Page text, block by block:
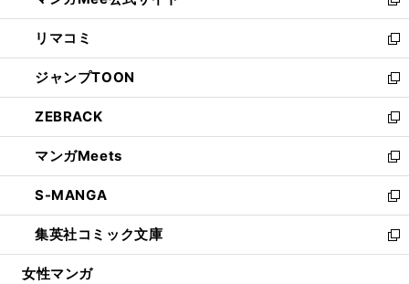
ウ
で
開
く
ン
ド
ウ
で
開
く
ウ
ィ
ン
ド
ウ
で
開
く
し
い
ウ
ィ
ン
ド
ウ
で
開
く
リマコミ
新
し
い
ウ
ィ
ン
ド
ウ
で
開
く
ジャンプTOON
新
し
い
ウ
ィ
ン
ド
ウ
で
開
ZEBRACK
新
し
い
ウ
ィ
ン
ド
ウ
マンガMeets
新
し
い
ウ
ィ
ン
S-MANGA
新
し
い
ウ
集英社コミック文庫
新
し
女性マンガ